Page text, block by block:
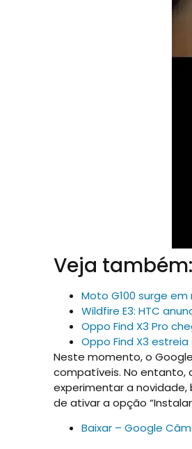
Veja também:
Moto G100 surge
Wildfire E3: HTC
Oppo Find X3 Pro
Oppo Find X3
Neste momento, o
compatíveis. No entanto,
experimentar a
de ativar a opção
Baixar – Google